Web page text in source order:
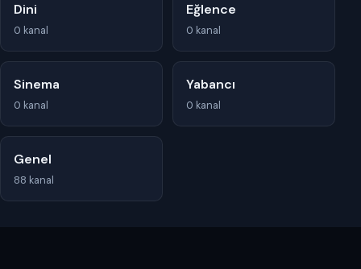
Dini
0 kanal
Eğlence
0 kanal
Sinema
0 kanal
Yabancı
0 kanal
Genel
88 kanal